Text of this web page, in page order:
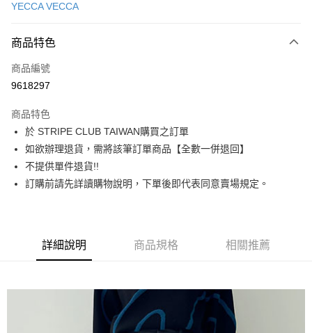
3 期 0 利率 每期
合作金庫商業銀行
上海商業儲蓄銀行
臺灣中小企業銀行
匯豐（台灣）商業銀行
華泰商業銀行
聯邦商業銀行
遠東國際商業銀行
元大商業銀行
玉山商業銀行
星展（台灣）商業銀行
超商取貨付款
LINE Pay
Apple Pay
街口支付
悠遊付
相關說明
【大哥付你分期使用說明】
流程，驗證手機門號後，選擇欲分期的期數、繳款截止日，確認付款後即完
3.實際核准額度、可分期數及費用金額請依後續交易確認頁面所載為準。
4.訂單成立30分鐘內，如未前往確認交易或遇審核未通過，訂單將自動取
AFTEE先享後付
【關於「AFTEE先享後付」】
AFTEE先享後付是「在收到商品之後才付款」的支付方式。 讓您購物簡單
YECCA VECCA
商品特色
商品編號
9618297
商品特色
於 STRIPE CLUB TAIWAN購買之訂單
如欲辦理退貨，需將該筆訂單商品【全數一併退回】
不提供單件退貨!!
訂購前請先詳讀購物說明，下單後即代表同意賣場規定。
詳細說明 商品規格 相關推薦